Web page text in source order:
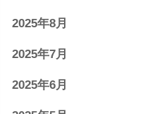
2025年8月
2025年7月
2025年6月